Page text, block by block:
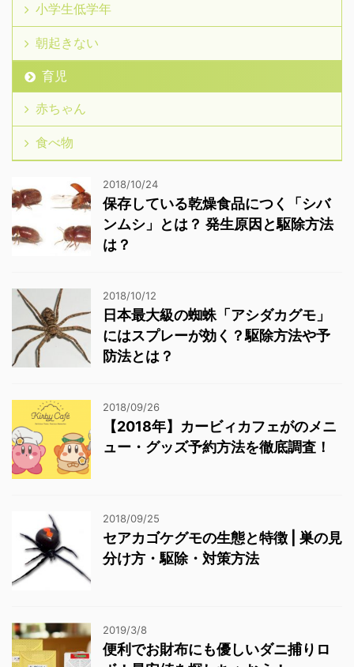
小学生低学年
朝起きない
育児
赤ちゃん
食べ物
2018/10/24
保存している乾燥食品につく「シバ
ンムシ」とは？ 発生原因と駆除方法
は？
2018/10/12
日本最大級の蜘蛛「アシダカグモ」
にはスプレーが効く？駆除方法や予
防法とは？
2018/09/26
【2018年】カービィカフェがのメニ
ュー・グッズ予約方法を徹底調査！
2018/09/25
セアカゴケグモの生態と特徴 | 巣の見
分け方・駆除・対策方法
2019/3/8
便利でお財布にも優しいダニ捕りロ